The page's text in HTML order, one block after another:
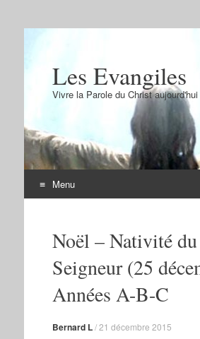
Les Evangiles
Vivre la Parole du Christ aujourd'hui
Menu
contenuNoël – Nativité du
Seigneur (25
Années A-B-C
Bernard L/21 décembre 2015